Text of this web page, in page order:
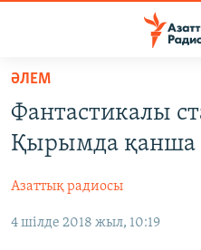
Skip
main
content
to
Navigation
AZATTYQTV
ҚАҢТАР ОҚИҒАСЫ
АДАМ ҚҰҚЫҚТАРЫ
ӘЛЕМ
Фантастикалы
Қырымда қанша
Азаттық радиосы
4 шілде 2018 жыл, 10:19